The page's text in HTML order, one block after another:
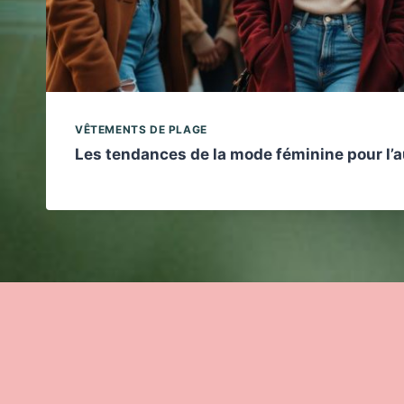
VÊTEMENTS DE PLAGE
Les tendances de la mode féminine pour